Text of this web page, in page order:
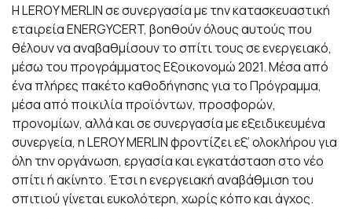
Η LEROY MERLIN σε συνεργασία με την κατασκευαστική
εταιρεία ENERGYCERT, βοηθούν όλους αυτούς που
θέλουν να αναβαθμίσουν το σπίτι τους σε ενεργειακό,
μέσω του προγράμματος Εξοικονομώ 2021. Μέσα από
ένα πλήρες πακέτο καθοδήγησης για το Πρόγραμμα,
μέσα από ποικιλία προϊόντων, προσφορών,
προνομίων, αλλά και σε συνεργασία με εξειδικευμένα
συνεργεία, η LEROY MERLIN φροντίζει εξ’ ολοκλήρου για
όλη την οργάνωση, εργασία και εγκατάσταση στο νέο
σπίτι ή ακίνητο. Έτσι η ενεργειακή αναβάθμιση του
σπιτιού γίνεται ευκολότερη, χωρίς κόπο και άγχος.